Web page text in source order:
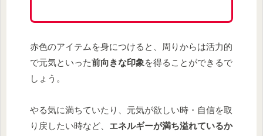
赤色のアイテムを身につけると、周りからは活力的
で元気といった前向きな印象を得ることができるで
しょう。
やる気に満ちていたり、元気が欲しい時・自信を取
り戻したい時など、 エネルギーが満ち溢れているか